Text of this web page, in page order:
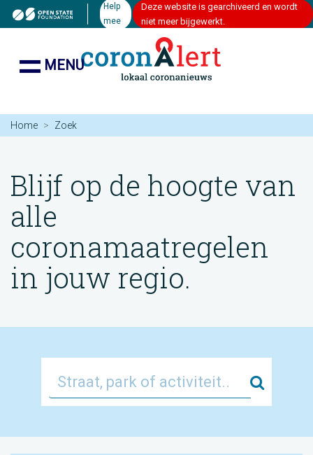
Help
mee
Deze website is gearchiveerd en wordt
niet meer bijgewerkt.
MENU
Home Zoek
Blijf op de hoogte van
alle
coronamaatregelen
in jouw regio.
Zoek